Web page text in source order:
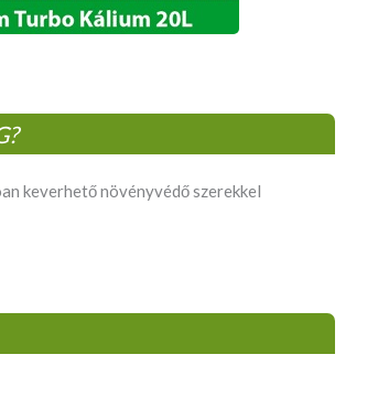
keverhető növényvédő szerekkel